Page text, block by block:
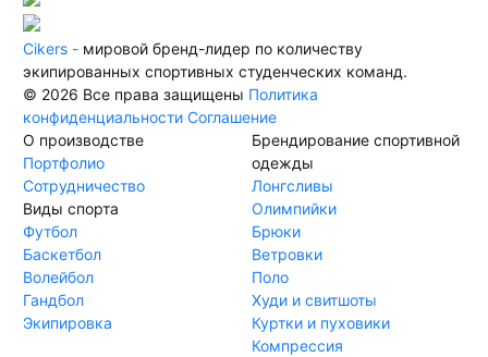
Cikers - мировой бренд-лидер по количеству
экипированных спортивных студенческих команд.
© 2026 Все права защищены Политика
конфиденциальности Соглашение
О производстве
Портфолио
Сотрудничество
Виды спорта
Футбол
Баскетбол
Волейбол
Гандбол
Экипировка
Брендирование спортивной
одежды
Лонгсливы
Олимпийки
Брюки
Ветровки
Поло
Худи и свитшоты
Куртки и пуховики
Компрессия